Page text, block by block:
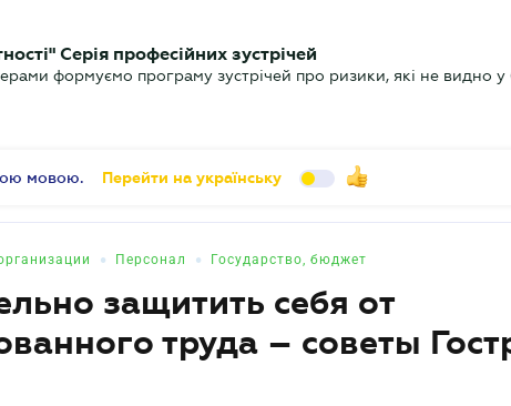
Календарь Актуально
Серія професійних зустрічей
формуємо програму зустрічей про ризики, які не видно у
мовою. Перейти на українську
• Персонал • Государство, бюджет
защитить себя от
труда – советы